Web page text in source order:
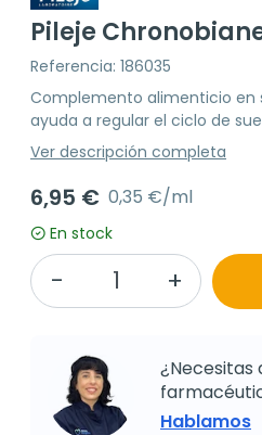
Pileje
Referencia: 186035
Complemento alimenticio en
ayuda a regular el ciclo de
Ver descripción completa
6,95 € 0,35 €/ml
En stock
¿Necesitas
Hablamos